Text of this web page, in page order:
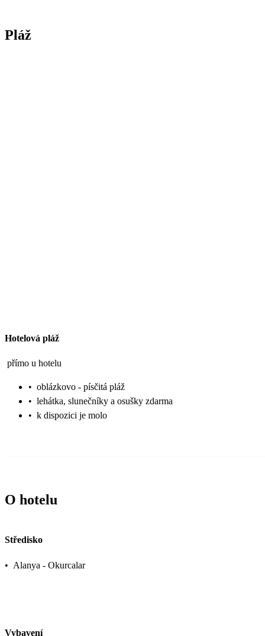
Pláž
Hotelová pláž
přímo u hotelu
• oblázkovo - písčitá pláž
• lehátka, slunečníky a osušky zdarma
• k dispozici je molo
O hotelu
Středisko
• Alanya - Okurcalar
Vybavení